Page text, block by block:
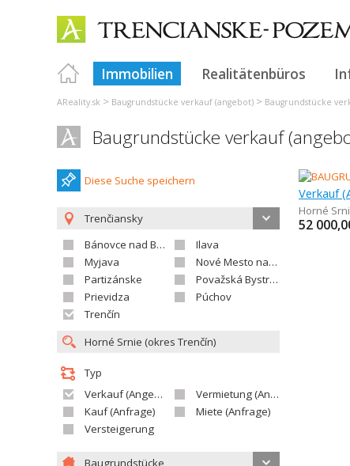
Immobilien Realitätenbüros
AReality.sk > Baugrundstücke verkauf (angebot) > Baugrundstücke
Baugrundstücke verkauf
Diese Suche speichern
Trenčiansky
Bánovce nad Bebravou
Ilava
Myjava
Nové Mesto nad Váhom
Partizánske
Považská Bystrica
Prievidza
Púchov
Trenčín
Typ
Verkauf (Angebot)
Vermietung (Angebot)
Kauf (Anfrage)
Miete (Anfrage)
Versteigerung
Baugrundstücke
Horné
52